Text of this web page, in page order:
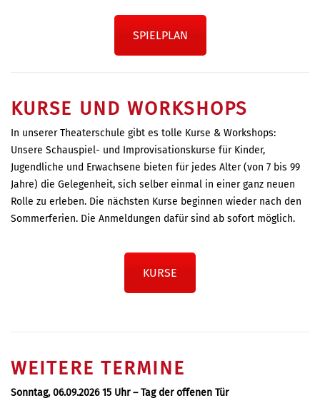
SPIELPLAN
KURSE UND WORKSHOPS
In unserer Theaterschule gibt es tolle Kurse & Workshops:
Unsere Schauspiel- und Improvisationskurse für Kinder,
Jugendliche und Erwachsene bieten für jedes Alter (von 7 bis 99
Jahre) die Gelegenheit, sich selber einmal in einer ganz neuen
Rolle zu erleben. Die nächsten Kurse beginnen wieder nach den
Sommerferien. Die Anmeldungen dafür sind ab sofort möglich.
KURSE
WEITERE TERMINE
Sonntag, 06.09.2026 15 Uhr – Tag der offenen Tür